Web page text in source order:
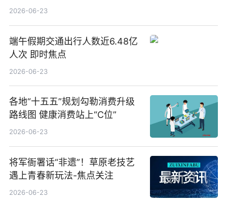
2026-06-23
端午假期交通出行人数近6.48亿
人次 即时焦点
2026-06-23
各地“十五五”规划勾勒消费升级
路线图 健康消费站上“C位”
2026-06-23
将军衙署话“非遗”！草原老技艺
遇上青春新玩法-焦点关注
2026-06-23